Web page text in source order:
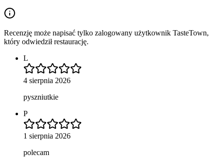
Recenzję może napisać tylko zalogowany użytkownik TasteTown,
który odwiedził restaurację.
L
4 sierpnia 2026
pyszniutkie
P
1 sierpnia 2026
polecam